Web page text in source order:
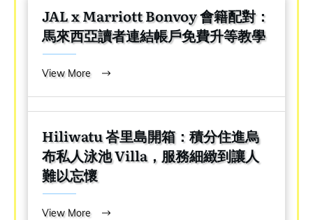
JAL x Marriott Bonvoy 會籍配對：
馬來西亞讀者連結帳戶免費升等教學
View More
Hiliwatu 峇里島開箱：積分住進烏
布私人泳池 Villa，服務細緻到讓人
難以忘懷
View More